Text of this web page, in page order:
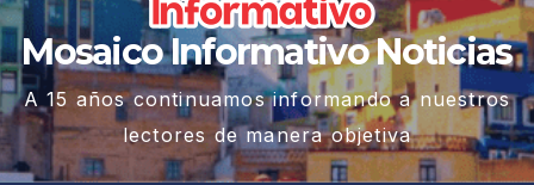
Mosaico Informativo Noticias
A 15 años continuamos informando a nuestros
lectores de manera objetiva